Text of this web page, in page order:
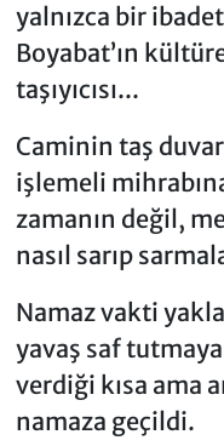
yalnızca bir
Boyabat’ın
taşıyıcısı...
Caminin taş
işlemeli
zamanın değil,
nasıl sarıp
Namaz vakti
yavaş saf
verdiği kısa ama
namaza geçildi.